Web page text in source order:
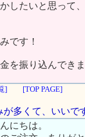
したいと思って
です！
を振り込んできま
] [TOP PAGE]
が多くて、いいで
にちは。